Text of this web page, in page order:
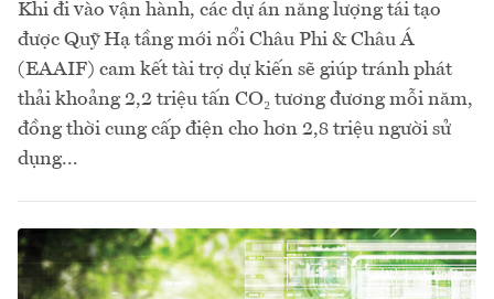
Khi đi vào vận hành, các dự án năng lượng tái tạo
được Quỹ Hạ tầng mới nổi Châu Phi & Châu Á
(EAAIF) cam kết tài trợ dự kiến sẽ giúp tránh phát
thải khoảng 2,2 triệu tấn CO₂ tương đương mỗi năm,
đồng thời cung cấp điện cho hơn 2,8 triệu người sử
dụng...